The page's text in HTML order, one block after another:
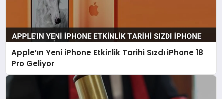
Apple’ın Yeni iPhone Etkinlik Tarihi Sızdı iPhone 18
Pro Geliyor